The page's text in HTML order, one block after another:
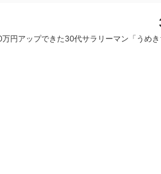
円アップできた30代サラリーマン「うめ